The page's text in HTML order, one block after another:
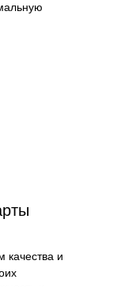
качества и